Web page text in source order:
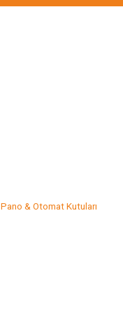
Pano & Otomat Kutuları